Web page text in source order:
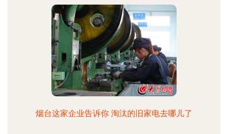
烟台这家企业告诉你 淘汰的旧家电去哪儿了